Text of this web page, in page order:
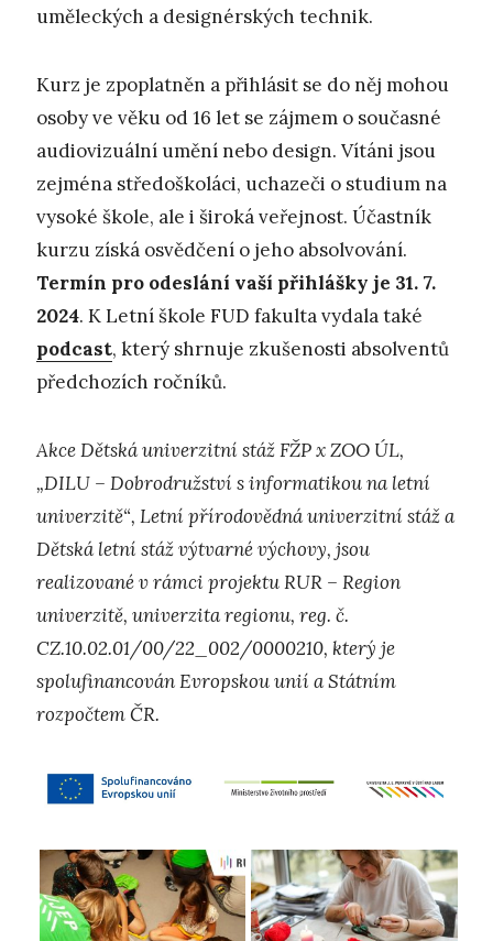
uměleckých a designérských technik.
Kurz je zpoplatněn a přihlásit se do něj mohou
osoby ve věku od 16 let se zájmem o současné
audiovizuální umění nebo design. Vítáni jsou
zejména středoškoláci, uchazeči o studium na
vysoké škole, ale i široká veřejnost. Účastník
kurzu získá osvědčení o jeho absolvování.
Termín pro odeslání vaší přihlášky je 31. 7.
2024. K Letní škole FUD fakulta vydala také
podcast, který shrnuje zkušenosti absolventů
předchozích ročníků.
Akce Dětská univerzitní stáž FŽP x ZOO ÚL,
„DILU – Dobrodružství s informatikou na letní
univerzitě“, Letní přírodovědná univerzitní stáž a
Dětská letní stáž výtvarné výchovy, jsou
realizované v rámci projektu RUR – Region
univerzitě, univerzita regionu, reg. č.
CZ.10.02.01/00/22_002/0000210, který je
spolufinancován Evropskou unií a Státním
rozpočtem ČR.